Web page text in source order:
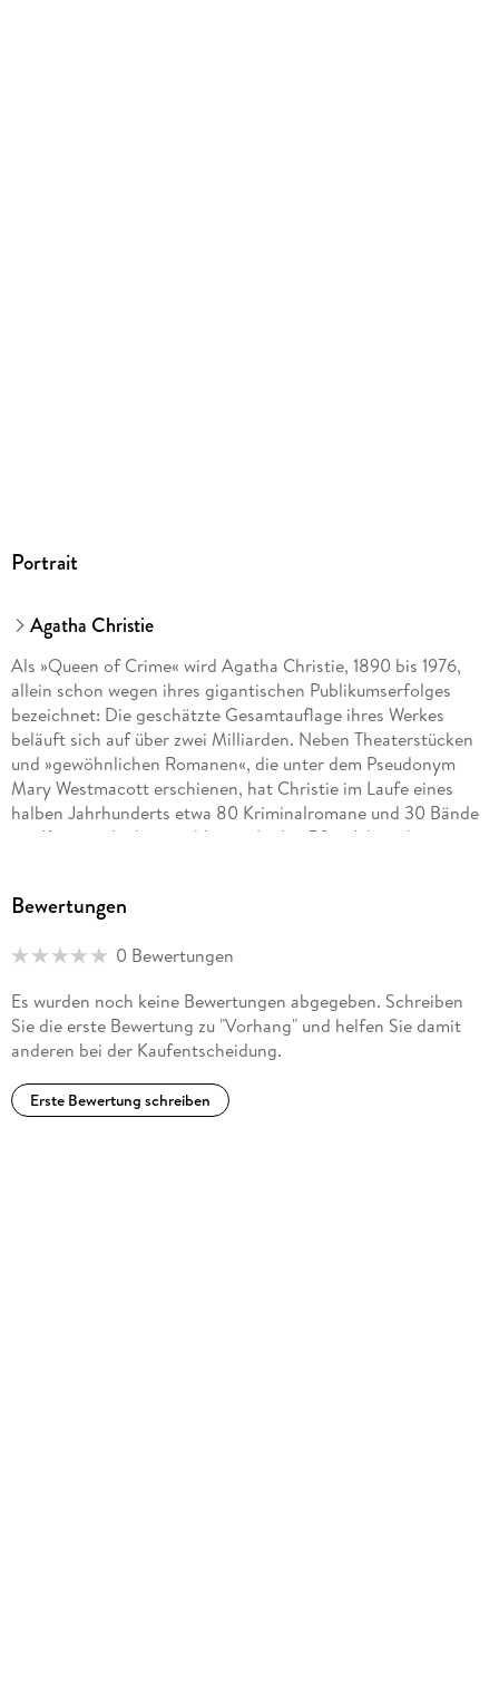
Portrait
Agatha Christie
Als »Queen of Crime« wird Agatha Christie, 1890 bis 1976,
allein schon wegen ihres gigantischen Publikumserfolges
bezeichnet: Die geschätzte Gesamtauflage ihres Werkes
beläuft sich auf über zwei Milliarden. Neben Theaterstücken
und »gewöhnlichen Romanen«, die unter dem Pseudonym
Mary Westmacott erschienen, hat Christie im Laufe eines
halben Jahrhunderts etwa 80 Kriminalromane und 30 Bände
mit Kurzgeschichten publiziert. In den 50er Jahren begann
heute, nach über 70-jähriger Laufzeit, im St. Martin s Theatre
eine der höchsten Auszeichnungen Großbritanniens
Bewertungen
0 Bewertungen
Es wurden noch keine Bewertungen abgegeben. Schreiben
Sie die erste Bewertung zu "Vorhang" und helfen Sie damit
anderen bei der Kaufentscheidung.
Erste Bewertung schreiben